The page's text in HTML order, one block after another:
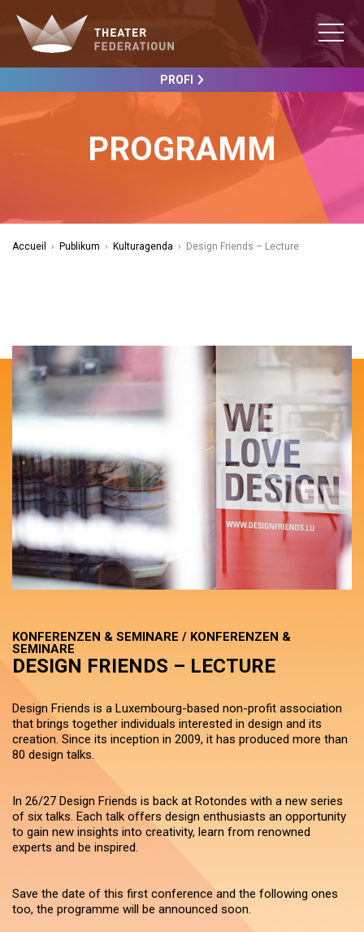
PROFI
PROGRAMM
Accueil › Publikum › Kulturagenda › Design Friends – Lecture
KONFERENZEN & SEMINARE / KONFERENZEN &
SEMINARE
DESIGN FRIENDS – LECTURE
Design Friends is a Luxembourg-based non-profit association
that brings together individuals interested in design and its
creation. Since its inception in 2009, it has produced more than
80 design talks.
In 26/27 Design Friends is back at Rotondes with a new series
of six talks. Each talk offers design enthusiasts an opportunity
to gain new insights into creativity, learn from renowned
experts and be inspired.
Save the date of this first conference and the following ones
too, the programme will be announced soon.